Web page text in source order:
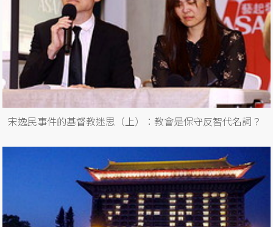
宋逸民事件的基督教迷思（上）：教會是保守反智代名詞？